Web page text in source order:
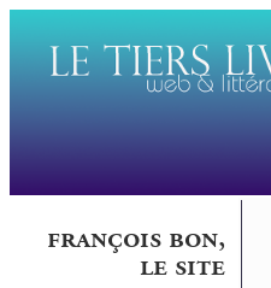
françois bon,
le site